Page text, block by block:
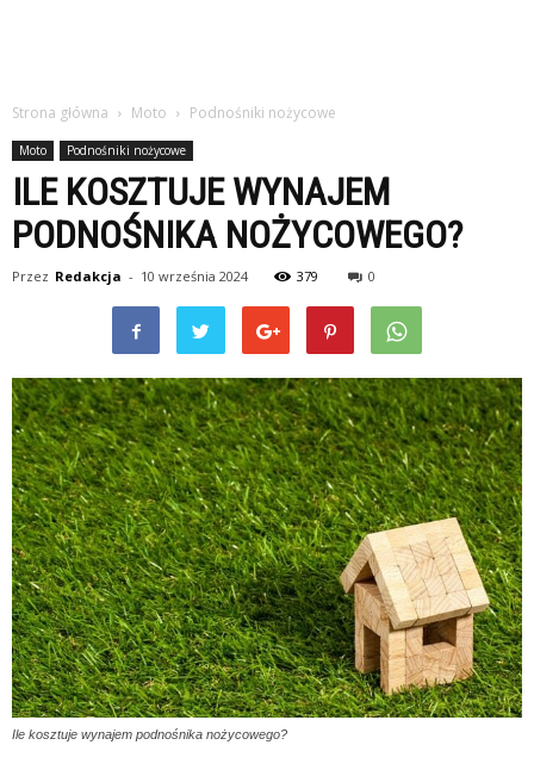
Strona główna Moto Podnośniki nożycowe
Moto Podnośniki nożycowe
ILE KOSZTUJE WYNAJEM
PODNOŚNIKA NOŻYCOWEGO?
Przez Redakcja - 10 września 2024 379 0
Ile kosztuje wynajem podnośnika nożycowego?